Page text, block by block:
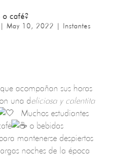
o café?
| May 10, 2022 | Instantes
acompañan sus horas
una deliciosa y calentita
Muchos estudiantes
o bebidas
mantenerse despiertos
noches de la época